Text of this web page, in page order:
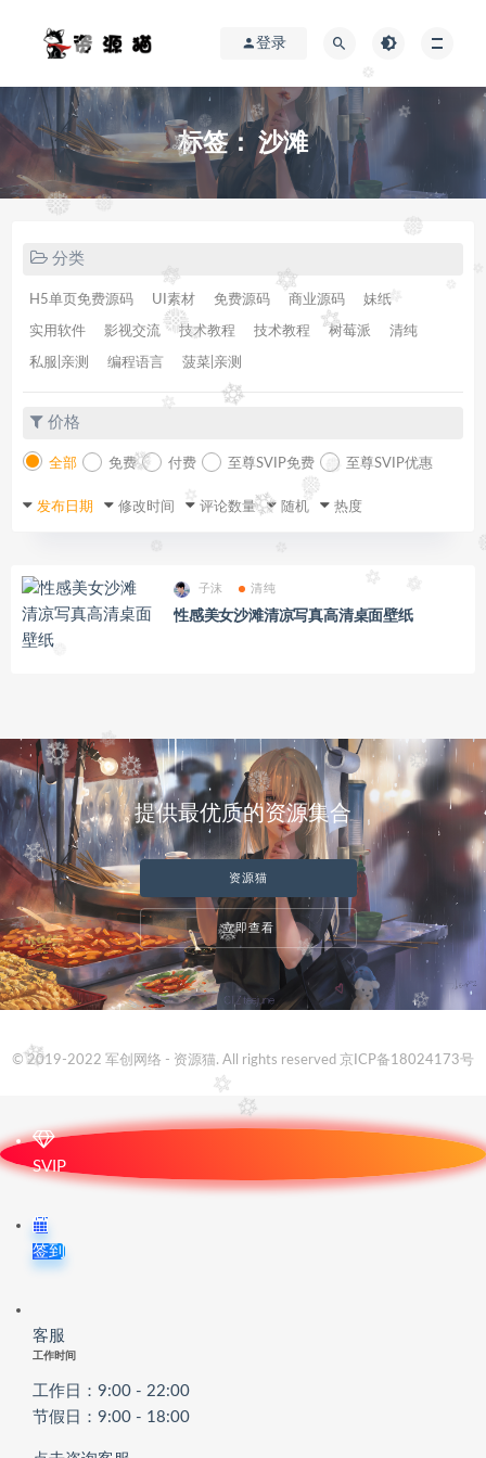
登录
标签：沙滩
分类
H5单页免费源码 UI素材 免费源码 商业源码 妹纸
实用软件 影视交流 技术教程 技术教程 树莓派 清纯
私服|亲测 编程语言 菠菜|亲测
价格
全部 免费 付费 至尊SVIP免费 至尊SVIP优惠
发布日期 修改时间 评论数量 随机 热度
子沫 清纯
性感美女沙滩清凉写真高清桌面壁纸
提供最优质的资源集合
资源猫
立即查看
© 2019-2022 军创网络 - 资源猫. All rights reserved 京ICP备18024173号
SVIP
签到
客服
工作时间
工作日：9:00 - 22:00
节假日：9:00 - 18:00